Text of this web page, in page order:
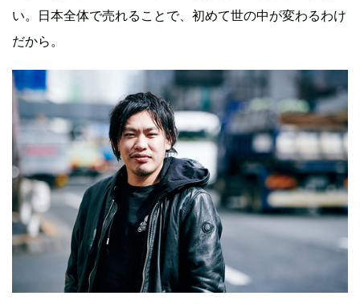
い。日本全体で売れることで、初めて世の中が変わるわけ
だから。